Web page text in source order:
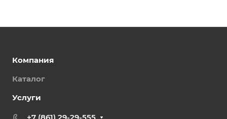
Компания
Каталог
Услуги